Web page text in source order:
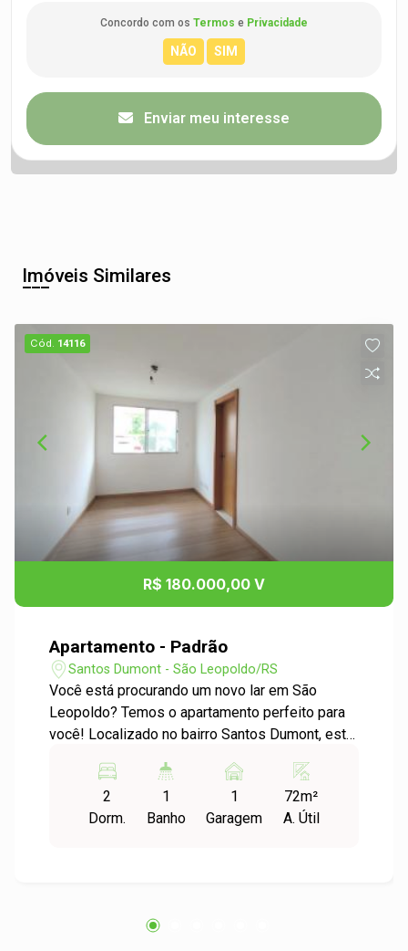
Concordo com os Termos e Privacidade
Enviar meu interesse
Imóveis Similares
Cód. 14116
R$ 180.000,00 V
Apartamento - Padrão
Santos Dumont - São Leopoldo/RS
Você está procurando um novo lar em São
Leopoldo? Temos o apartamento perfeito para
você! Localizado no bairro Santos Dumont, este
praticidade e uma excelente localização. Com 2
dormitórios espaçosos, este apartamento é
ideal para famílias pequenas ou casais que
útil do apartamento é de 71,90m², garantindo um
2
Dorm.
1
Banho
1
Garagem
72m²
A. Útil